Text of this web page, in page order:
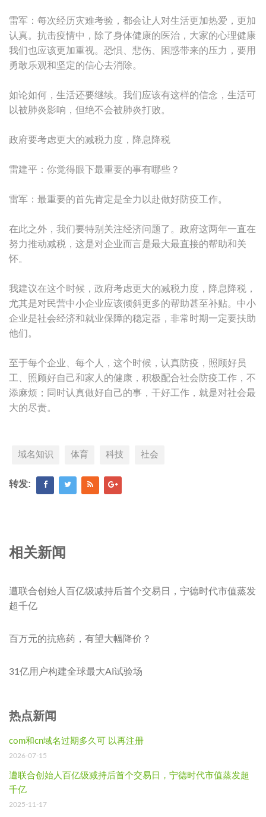
雷军：每次经历灾难考验，都会让人对生活更加热爱，更加
认真。抗击疫情中，除了身体健康的医治，大家的心理健康
我们也应该更加重视。恐惧、悲伤、困惑带来的压力，要用
勇敢乐观和坚定的信心去消除。
如论如何，生活还要继续。我们应该有这样的信念，生活可
以被肺炎影响，但绝不会被肺炎打败。
政府要考虑更大的减税力度，降息降税
雷建平：你觉得眼下最重要的事有哪些？
雷军：最重要的首先肯定是全力以赴做好防疫工作。
在此之外，我们要特别关注经济问题了。政府这两年一直在
努力推动减税，这是对企业而言是最大最直接的帮助和关
怀。
我建议在这个时候，政府考虑更大的减税力度，降息降税，
尤其是对民营中小企业应该倾斜更多的帮助甚至补贴。中小
企业是社会经济和就业保障的稳定器，非常时期一定要扶助
他们。
至于每个企业、每个人，这个时候，认真防疫，照顾好员
工、照顾好自己和家人的健康，积极配合社会防疫工作，不
添麻烦；同时认真做好自己的事，干好工作，就是对社会最
大的尽责。
域名知识 体育 科技 社会
转发:
相关新闻
遭联合创始人百亿级减持后首个交易日，宁德时代市值蒸发
超千亿
百万元的抗癌药，有望大幅降价？
31亿用户构建全球最大AI试验场
热点新闻
com和cn域名过期多久可 以再注册
2026-07-15
遭联合创始人百亿级减持后首个交易日，宁德时代市值蒸发超
千亿
2025-11-17